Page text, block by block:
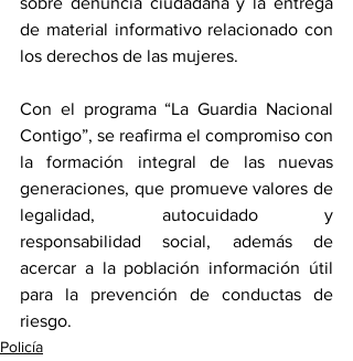
de material informativo relacionado con
los derechos de las mujeres.
Con el programa “La Guardia Nacional
Contigo”, se reafirma el compromiso con
la formación integral de las nuevas
generaciones, que promueve valores de
legalidad, autocuidado y
responsabilidad social, además de
acercar a la población información útil
para la prevención de conductas de
riesgo.
Policía